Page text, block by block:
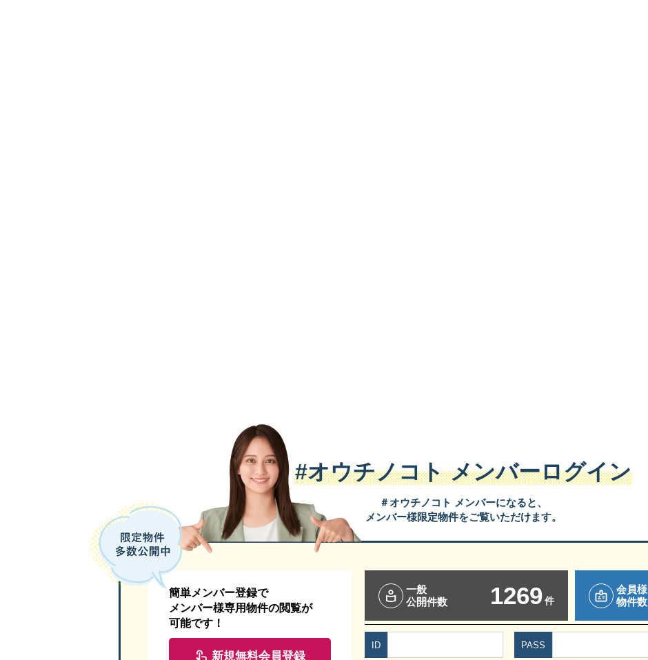
#オウチノコトメンバーログイン
＃オウチノコト メンバーになると、
メンバー様限定物件をご覧いただけます。
簡単メンバー登録で
メンバー様専用物件の閲覧が
可能です！
新規無料会員登録
一般
公開件数
1269件
会員様
物件数
ID PASS